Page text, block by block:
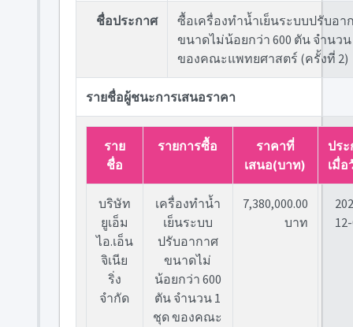
ชื่อประกาศ
ซื้อเครื่องทำน้ำเย็นระบบปรับอา
ขนาดไม่น้อยกว่า 600 ตัน จำนวน
ของคณะแพทยศาสตร์ (ครั้งที่ 2)
รายชื่อผู้ชนะการเสนอราคา
ราย
ชื่อ
รายการซื้อ
ราคาที่
เสนอ(บาท)
ปร
เมื่
บริษัท
ยูเอ็ม
ไอ.เอ็น
จิเนีย
ริ่ง
จำกัด
เครื่องทำน้ำ
เย็นระบบ
ปรับอากาศ
ขนาดไม่
น้อยกว่า 600
ตัน จำนวน 1
ชุด ของคณะ
7,380,000.00
บาท